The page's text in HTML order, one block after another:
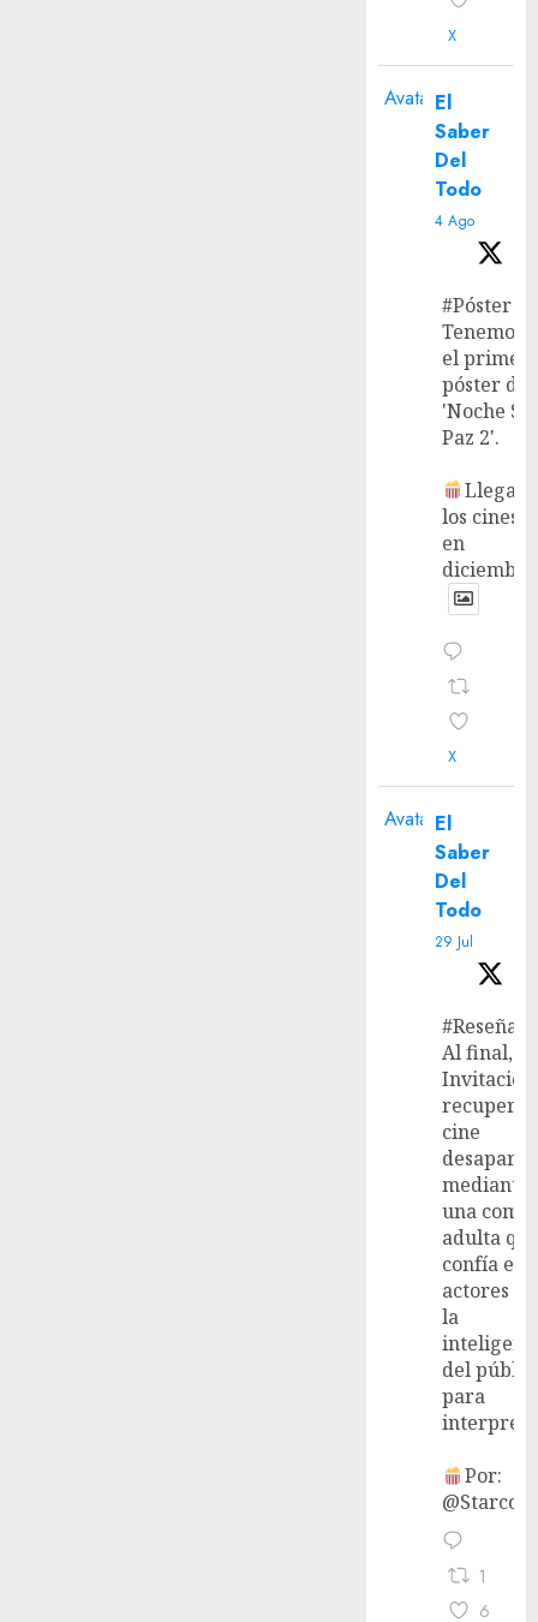
X
Avatar El
Saber
Del
Todo
4 Ago
#Póster
Tenemos
el primer
póster de
'Noche
Paz 2'.
Llega a
los cines
en
X
Avatar El
Saber
Del
Todo
29 Jul
#Reseña
Al final,
recupera
cine
mediante
una
adulta
confía en
actores y
la
del
para
Por:
1
6